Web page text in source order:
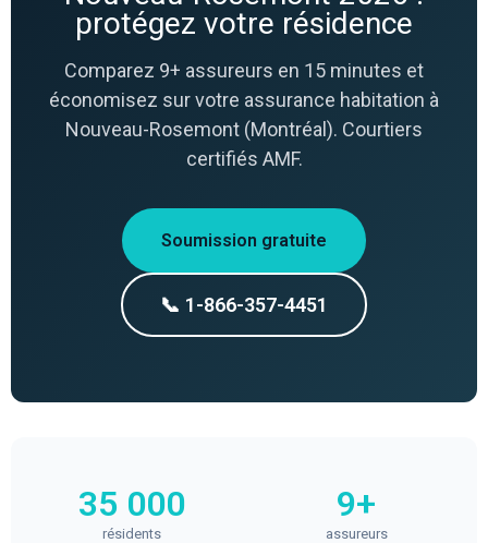
protégez votre résidence
Comparez 9+ assureurs en 15 minutes et
économisez sur votre assurance habitation à
Nouveau-Rosemont (Montréal). Courtiers
certifiés AMF.
Soumission gratuite
📞 1-866-357-4451
35 000
résidents
9+
assureurs